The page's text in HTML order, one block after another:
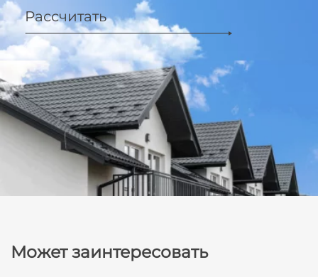
Рассчитать
Может заинтересовать